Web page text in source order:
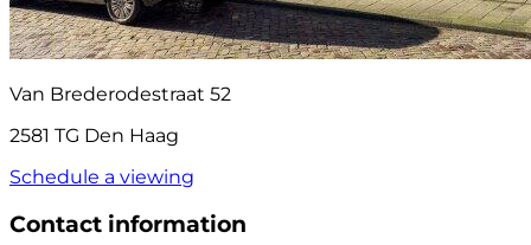
Van Brederodestraat 52
2581 TG Den Haag
Schedule a viewing
Contact information